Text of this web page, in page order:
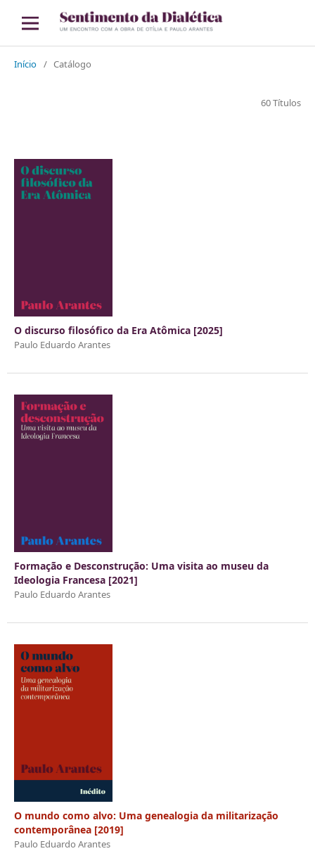
Início / Catálogo
60 Títulos
O discurso filosófico da Era Atômica [2025]
Paulo Eduardo Arantes
Formação e Desconstrução: Uma visita ao museu da
Ideologia Francesa [2021]
Paulo Eduardo Arantes
O mundo como alvo: Uma genealogia da militarização
contemporânea [2019]
Paulo Eduardo Arantes